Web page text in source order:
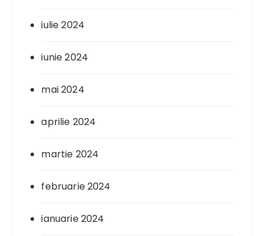
iulie 2024
iunie 2024
mai 2024
aprilie 2024
martie 2024
februarie 2024
ianuarie 2024